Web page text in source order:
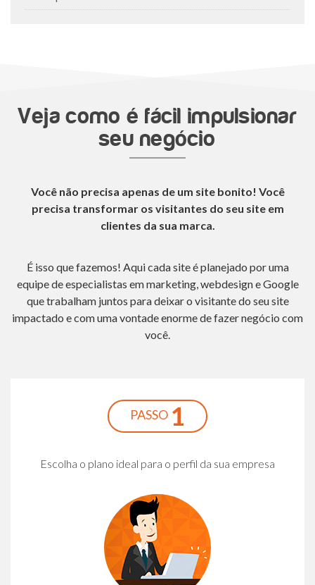
Veja como é fácil impulsionar
seu negócio
Você não precisa apenas de um site bonito! Você
precisa transformar os visitantes do seu site em
clientes da sua marca.
É isso que fazemos! Aqui cada site é planejado por uma
equipe de especialistas em marketing, webdesign e Google
que trabalham juntos para deixar o visitante do seu site
impactado e com uma vontade enorme de fazer negócio com
você.
PASSO 1
Escolha o plano ideal para o perfil da sua empresa